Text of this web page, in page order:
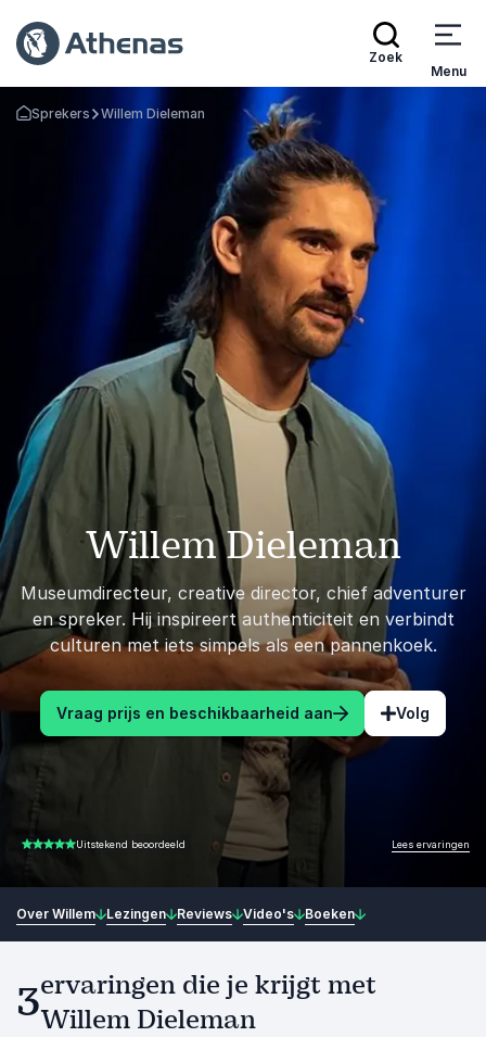
Zoek
Menu
Terug naar de startpagina
Sprekers Willem Dieleman
Willem Dieleman
Museumdirecteur, creative director, chief adventurer
en spreker. Hij inspireert authenticiteit en verbindt
culturen met iets simpels als een pannenkoek.
Vraag prijs en beschikbaarheid aan Volg
5.00 van 5 Uitstekend beoordeeld Lees ervaringen
Over Willem Lezingen Reviews Video's Boeken
3ervaringen die je krijgt met
Willem Dieleman